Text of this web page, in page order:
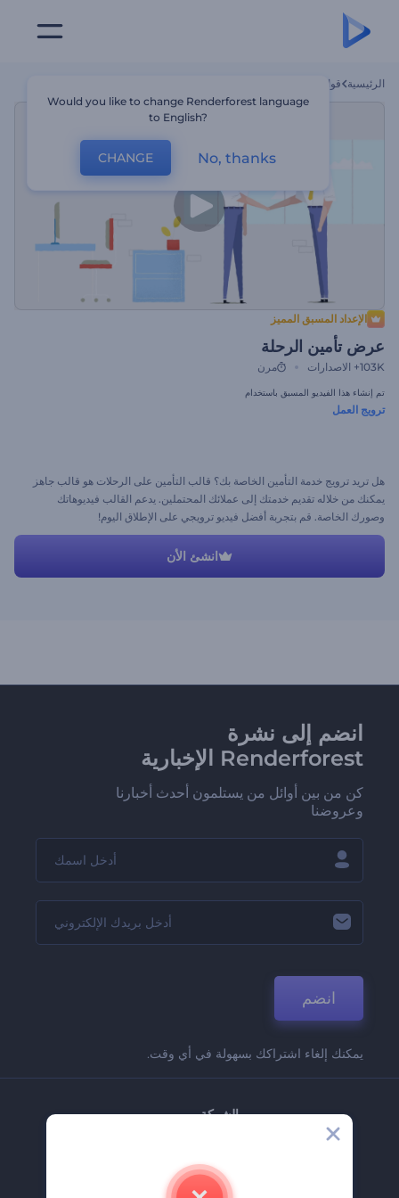
الرئيسية قوالب
الإعداد المسبق المميز
عرض تأمين الرحلة
103K+ الاصدارات مرن
تم إنشاء هذا الفيديو المسبق باستخدام
ترويج العمل
هل تريد ترويج خدمة التأمين الخاصة بك؟ قالب التأمين على الرحلات هو قالب جاهز
يمكنك من خلاله تقديم خدمتك إلى عملائك المحتملين. يدعم القالب فيديوهاتك
وصورك الخاصة. قم بتجربة أفضل فيديو ترويجي على الإطلاق اليوم!
انشئ الأن
انضم إلى نشرة
Renderforest الإخبارية
كن من بين أوائل من يستلمون أحدث أخبارنا
وعروضنا
انضم
يمكنك إلغاء اشتراكك بسهولة في أي وقت.
الشركة
اتصل بنا
Would you like to change Renderforest language
to English?
CHANGE No, thanks